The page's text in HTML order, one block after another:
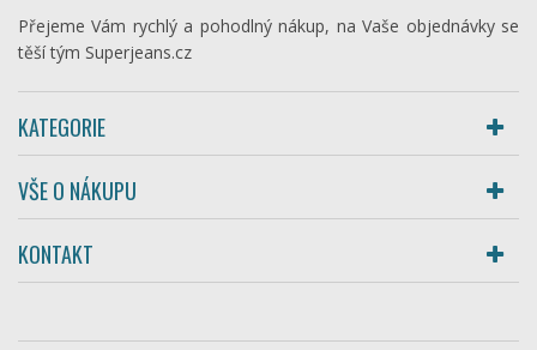
Přejeme Vám rychlý a pohodlný nákup, na Vaše objednávky se
těší tým Superjeans.cz
KATEGORIE
VŠE O NÁKUPU
KONTAKT